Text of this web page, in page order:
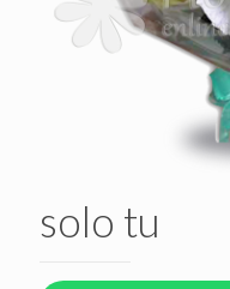
solo tu